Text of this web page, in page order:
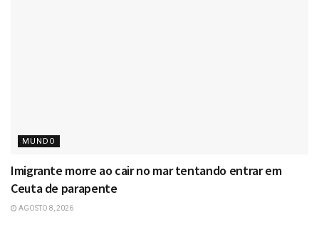
MUNDO
Imigrante morre ao cair no mar tentando entrar em
Ceuta de parapente
AGOSTO 8, 2026